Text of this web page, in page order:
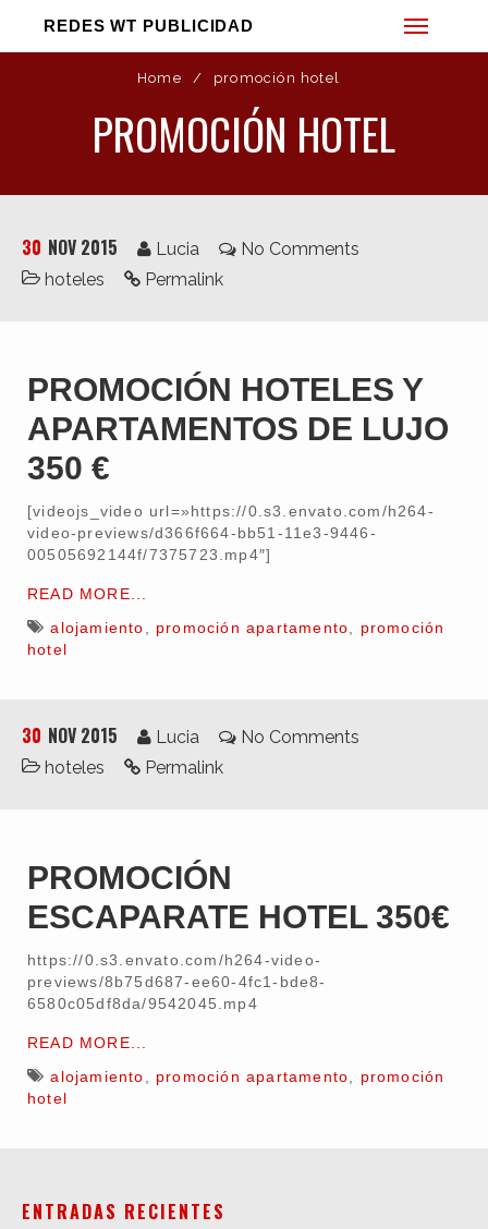
REDES WT PUBLICIDAD
Fotografía
Sonido
Home / promoción hotel
PROMOCIÓN HOTEL
30 NOV 2015 Lucia
No Comments
hoteles
Permalink
PROMOCIÓN HOTELES Y
APARTAMENTOS DE LUJO
350 €
[videojs_video url=»https://0.s3.envato.com/h264-
video-previews/d366f664-bb51-11e3-9446-
00505692144f/7375723.mp4″]
READ MORE...
alojamiento
promoción apartamento
promoción
hotel
30 NOV 2015 Lucia
No Comments
hoteles
Permalink
PROMOCIÓN
ESCAPARATE HOTEL 350€
https://0.s3.envato.com/h264-video-
previews/8b75d687-ee60-4fc1-bde8-
6580c05df8da/9542045.mp4
READ MORE...
alojamiento
promoción apartamento
promoción
hotel
ENTRADAS RECIENTES